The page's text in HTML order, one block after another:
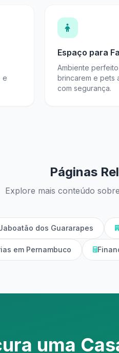
e
Espaço para
Ambiente
brincarem e pets
com segurança.
Páginas
Explore mais conteúdo
dos Guararapes
em Pernambuco
uma